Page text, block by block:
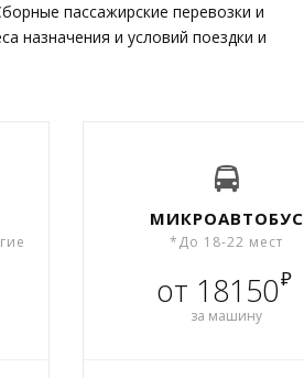
пассажирские перевозки и
назначения и условий поездки и
МИКРОАВТОБУС
*До 18-22 мест
от 18150₽
за машину